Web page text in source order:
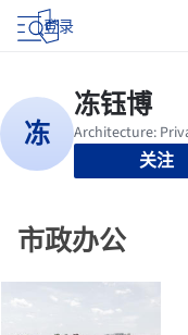
登录
关注
市政办公